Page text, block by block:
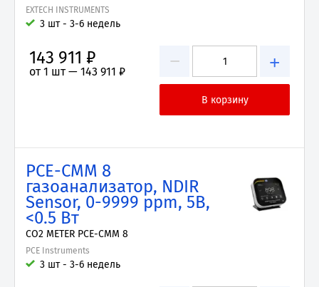
EXTECH INSTRUMENTS
3 шт - 3-6 недель
− +
143 911 ₽
от 1 шт — 143 911 ₽
PCE-CMM 8
газоанализатор, NDIR
Sensor, 0-9999 ppm, 5В,
<0.5 Вт
CO2 METER PCE-CMM 8
PCE Instruments
3 шт - 3-6 недель